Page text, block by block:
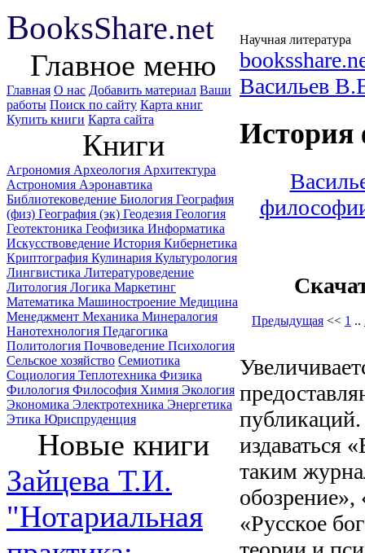
BooksShare.net Научная литература
Главное меню
Главная О нас Добавить материал Ваши
работы Поиск по сайту Карта книг
Купить книги Карта сайта
Книги
Агрономия Археология Архитектура
Астрономия Аэронавтика
Библиотековедение Биология География
(физ) География (эк) Геодезия Геология
Геотектоника Геофизика Информатика
Искусствоведение История Кибернетика
Криптография Кулинария Культурология
Лингвистика Литературоведение
Литология Логика Маркетинг
Математика Машиностроение Медицина
Менеджмент Механика Минералогия
Нанотехнология Педагогика
Политология Почвоведение Психология
Сельское хозяйство Семиотика
Социология Теплотехника Физика
Филология Философия Химия Экология
Экономика Электротехника Энергетика
Этика Юриспруденция
Новые книги
Зайцева Т.И.
"Нотариальная
Васильев
История
Предыдущая << 1 ..
издаваться
таким
«Русское